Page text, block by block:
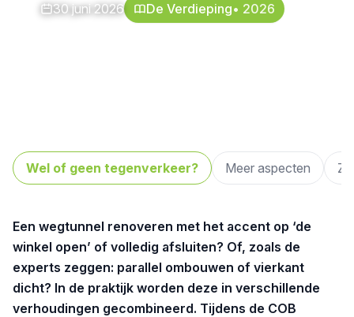
30 juni 2026 De Verdieping• 2026
Wel of geen tegenverkeer? Meer aspecten
Een wegtunnel renoveren met het accent op ‘de
winkel open’ of volledig afsluiten? Of, zoals de
experts zeggen: parallel ombouwen of vierkant
dicht? In de praktijk worden deze in verschillende
verhoudingen gecombineerd. Tijdens de COB